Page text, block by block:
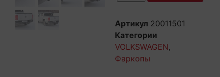
Артикул 20011501
Категории
VOLKSWAGEN,
Фаркопы